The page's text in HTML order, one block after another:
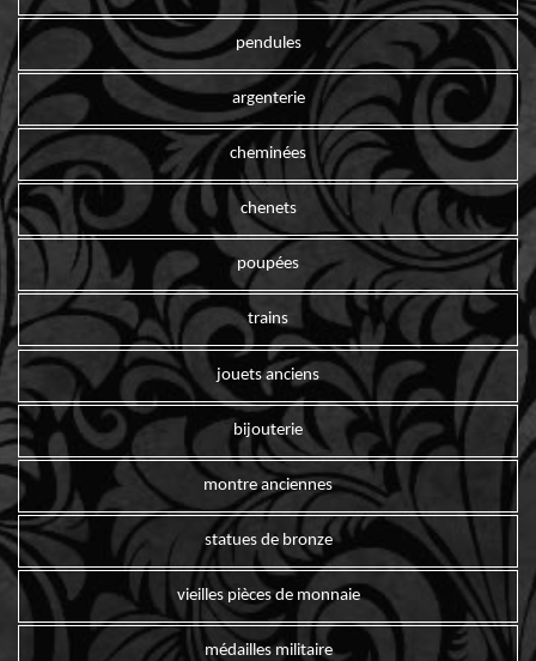
pendules
argenterie
cheminées
chenets
poupées
trains
jouets anciens
bijouterie
montre anciennes
statues de bronze
vieilles pièces de monnaie
médailles militaire